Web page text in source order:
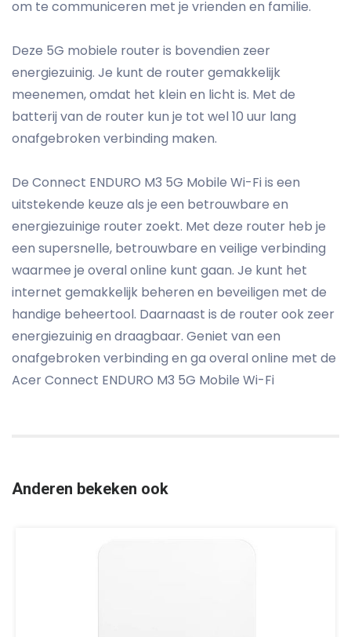
om te communiceren met je vrienden en familie.
Deze 5G mobiele router is bovendien zeer
energiezuinig. Je kunt de router gemakkelijk
meenemen, omdat het klein en licht is. Met de
batterij van de router kun je tot wel 10 uur lang
onafgebroken verbinding maken.
De Connect ENDURO M3 5G Mobile Wi-Fi is een
uitstekende keuze als je een betrouwbare en
energiezuinige router zoekt. Met deze router heb je
een supersnelle, betrouwbare en veilige verbinding
waarmee je overal online kunt gaan. Je kunt het
internet gemakkelijk beheren en beveiligen met de
handige beheertool. Daarnaast is de router ook zeer
energiezuinig en draagbaar. Geniet van een
onafgebroken verbinding en ga overal online met de
Acer Connect ENDURO M3 5G Mobile Wi-Fi
Anderen bekeken ook